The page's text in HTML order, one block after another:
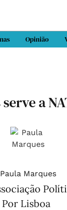
Opinião
a
Paula Marques
Por Lisboa